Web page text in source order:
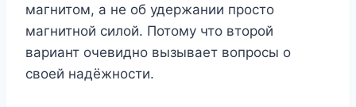
магнитом, а не об удержании просто
магнитной силой. Потому что второй
вариант очевидно вызывает вопросы о
своей надёжности.